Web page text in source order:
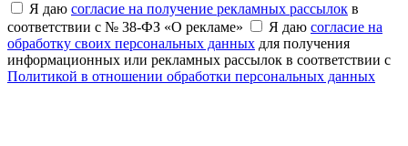
Я даю согласие на получение рекламных рассылок в
соответствии с № 38-ФЗ «О рекламе»
Я даю согласие на
обработку своих персональных данных для получения
информационных или рекламных рассылок в соответствии с
Политикой в отношении обработки персональных данных